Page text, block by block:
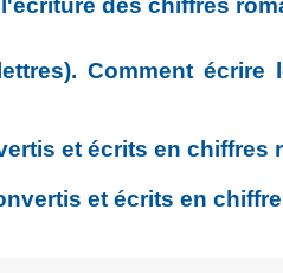
Comment écrire
et écrits en chiffres
et écrits en